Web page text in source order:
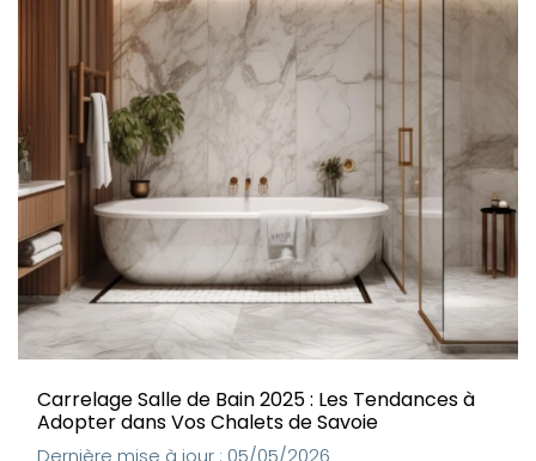
Carrelage Salle de Bain 2025 : Les Tendances à
Adopter dans Vos Chalets de Savoie
Dernière mise à jour : 05/05/2026